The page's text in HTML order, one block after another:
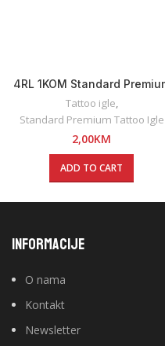
4RL 1KOM Standard
Round Liner Tattoo Igla
Tattoo igle
Standard Premium Tattoo Igle
2,00KM
ADD TO CART
INFORMACIJE
O nama
Kontakt
Newsletter